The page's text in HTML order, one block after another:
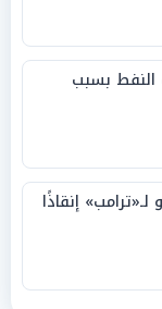
النفط بسبب
إنقاذًا